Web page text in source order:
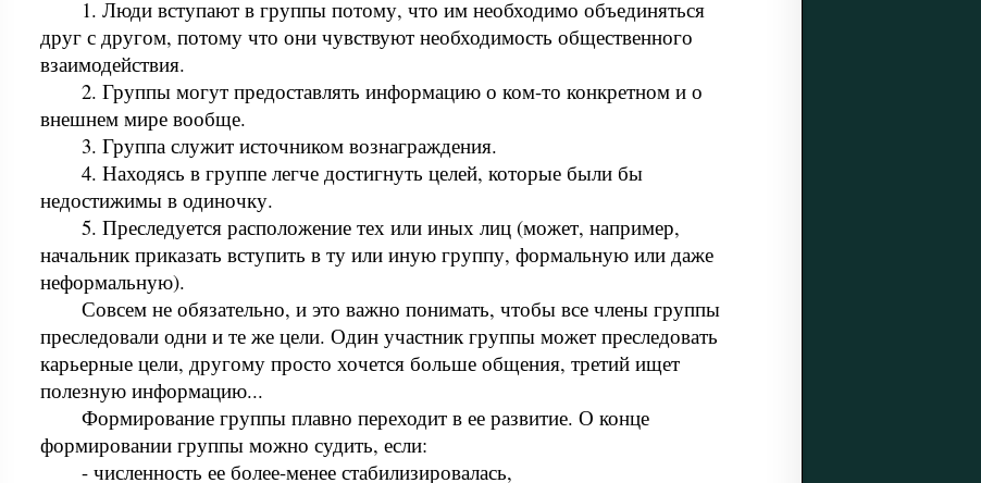
1. Люди вступают в группы потому, что им необходимо объединяться
друг с другом, потому что они чувствуют необходимость общественного
взаимодействия.
2. Группы могут предоставлять информацию о ком-то конкретном и о
внешнем мире вообще.
3. Группа служит источником вознаграждения.
4. Находясь в группе легче достигнуть целей, которые были бы
недостижимы в одиночку.
5. Преследуется расположение тех или иных лиц (может, например,
начальник приказать вступить в ту или иную группу, формальную или даже
неформальную).
Совсем не обязательно, и это важно понимать, чтобы все члены группы
преследовали одни и те же цели. Один участник группы может преследовать
карьерные цели, другому просто хочется больше общения, третий ищет
полезную информацию...
Формирование группы плавно переходит в ее развитие. О конце
формировании группы можно судить, если:
- численность ее более-менее стабилизировалась,